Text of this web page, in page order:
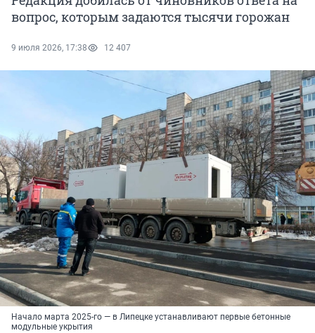
вопрос, которым задаются тысячи горожан
9 июля 2026, 17:38 12 407
Начало марта 2025-го — в Липецке устанавливают первые бетонные
модульные укрытия